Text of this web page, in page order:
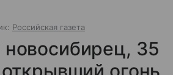
Российская газета
35